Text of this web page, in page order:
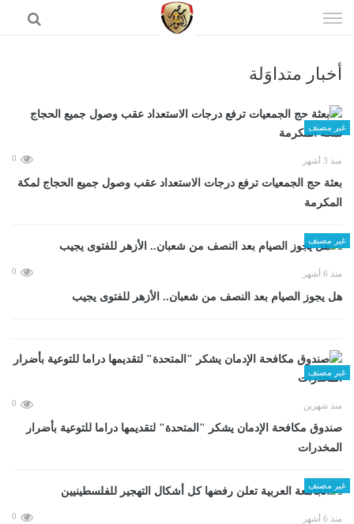
الى
أخبار متداوَلة
غير مصنف
منذ 3 أشهر 0
بعثة حج الجمعيات ترفع درجات الاستعداد عقب وصول جميع الحجاج لمكة
المكرمة
غير مصنف
منذ 6 أشهر 0
هل يجوز الصيام بعد النصف من شعبان.. الأزهر للفتوى يجيب
غير مصنف
منذ شهرين 0
صندوق مكافحة الإدمان يشكر "المتحدة" لتقديمها دراما للتوعية بأضرار
المخدرات
غير مصنف
منذ 6 أشهر 0